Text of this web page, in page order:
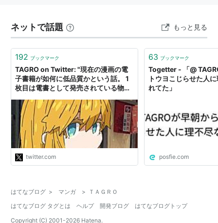
ネットで話題 もっと見る
192 ブックマーク
TAGRO on Twitter: "現在の漫画の電
子書籍が如何に低品質かという話。 1
枚目は電書として発売されている物を
で原画を解像度50%にしたpdfデータ
を同程度の表示サイズにした物。 容量
はさほど変わらない筈なのに圧倒的
に… https://t.co/A4bN2PTFBb"
twitter.com
63 ブックマーク
Togetter - 「@
トウヨこじらせた人
れてた」
posfie.com
はてなブログ > マンガ >
ＴＡＧＲＯ
はてなブログ タグとは
ヘルプ 開発ブログ
はてなブログトップ
Copyright (C) 2001-2026 Hatena.